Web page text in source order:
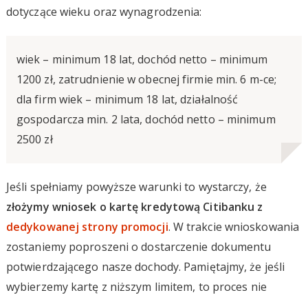
dotyczące wieku oraz wynagrodzenia:
wiek – minimum 18 lat, dochód netto – minimum
1200 zł, zatrudnienie w obecnej firmie min. 6 m-ce;
dla firm wiek – minimum 18 lat, działalność
gospodarcza min. 2 lata, dochód netto – minimum
2500 zł
Jeśli spełniamy powyższe warunki to wystarczy, że
złożymy wniosek o kartę kredytową Citibanku z
dedykowanej strony promocji. W trakcie wnioskowania
zostaniemy poproszeni o dostarczenie dokumentu
potwierdzającego nasze dochody. Pamiętajmy, że jeśli
wybierzemy kartę z niższym limitem, to proces nie